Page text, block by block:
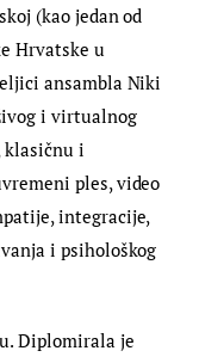
(kao jedan od
Hrvatske u
ansambla Niki
i virtualnog
klasičnu i
ples, video
integracije,
i psihološkog
Diplomirala je